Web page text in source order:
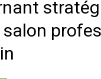
salon